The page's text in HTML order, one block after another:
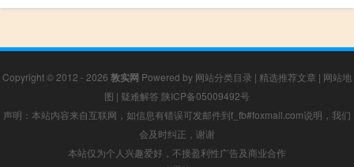
Copyright © 2012 - 2026 敦实网 Powered by 网站分类目录 | 精选推荐文章 | 网站地
图 | 疑难解答 陕ICP备05009492号
声明：本站内容来自互联网，如信息有错误可发邮件到f_fb#foxmail.com说明，我们
会及时纠正，谢谢
本站仅为个人兴趣爱好，不接盈利性广告及商业合作